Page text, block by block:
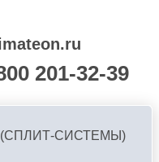
201-32-39
СИСТЕМЫ)